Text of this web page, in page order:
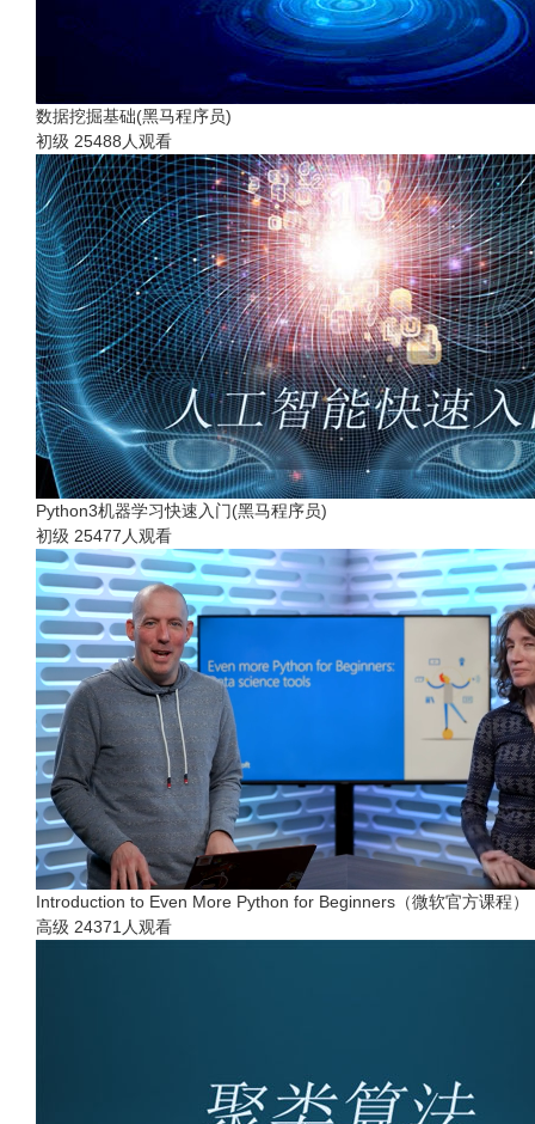
数据挖掘基础(黑马程序员)
初级 25488人观看
Python3机器学习快速入门(黑马程序员)
初级 25477人观看
Introduction to Even More Python for Beginners（微软官方课程）
高级 24371人观看